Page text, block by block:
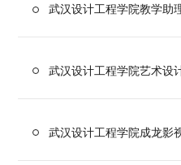
武汉设计工程学院教学助